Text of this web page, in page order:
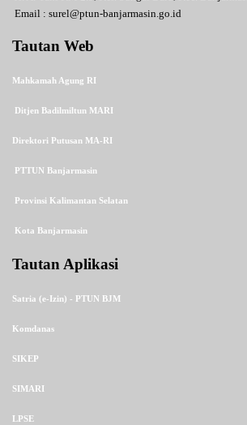
Email : surel@ptun-banjarmasin.go.id
Tautan Web
Mahkamah Agung RI
Ditjen Badilmiltun MARI
Direktori Putusan MA-RI
PTTUN Banjarmasin
Provinsi Kalimantan Selatan
Kota Banjarmasin
Tautan Aplikasi
Satria (e-Izin) - PTUN BJM
Komdanas
SIKEP
SIMARI
LPSE